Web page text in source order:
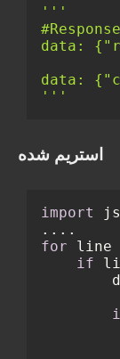
'''
data:
data:
'''
استریم شده
import
for line
if